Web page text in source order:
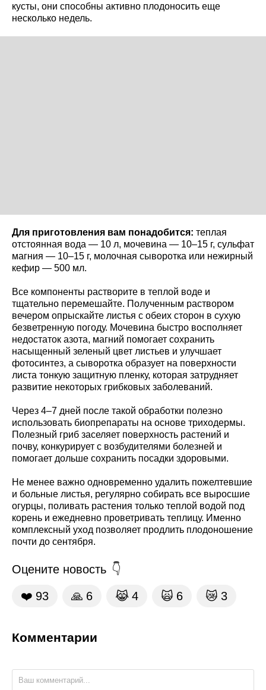
кусты, они способны активно плодоносить еще
несколько недель.
Для приготовления вам понадобится: теплая
отстоянная вода — 10 л, мочевина — 10–15 г, сульфат
магния — 10–15 г, молочная сыворотка или нежирный
кефир — 500 мл.
Все компоненты растворите в теплой воде и
тщательно перемешайте. Полученным раствором
вечером опрыскайте листья с обеих сторон в сухую
безветренную погоду. Мочевина быстро восполняет
недостаток азота, магний помогает сохранить
насыщенный зеленый цвет листьев и улучшает
фотосинтез, а сыворотка образует на поверхности
листа тонкую защитную пленку, которая затрудняет
развитие некоторых грибковых заболеваний.
Через 4–7 дней после такой обработки полезно
использовать биопрепараты на основе триходермы.
Полезный гриб заселяет поверхность растений и
почву, конкурирует с возбудителями болезней и
помогает дольше сохранить посадки здоровыми.
Не менее важно одновременно удалить пожелтевшие
и больные листья, регулярно собирать все выросшие
огурцы, поливать растения только теплой водой под
корень и ежедневно проветривать теплицу. Именно
комплексный уход позволяет продлить плодоношение
почти до сентября.
Оцените новость
❤️ 93 🙏 6 😹 4 🙀 6 😿 3
Комментарии